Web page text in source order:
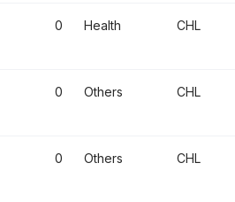
0 Health CHL
0 Others CHL
0 Others CHL